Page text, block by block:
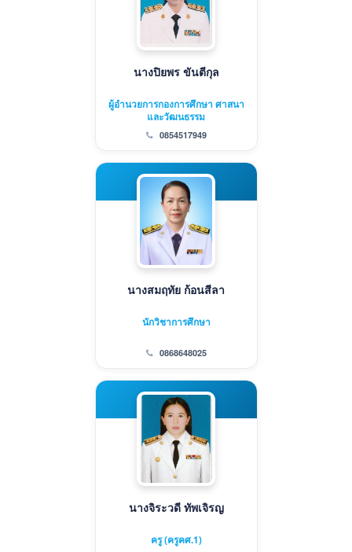
นางปิยพร ขันตีกุล
ผู้อำนวยการกองการศึกษา ศาสนา
และวัฒนธรรม
0854517949
นางสมฤทัย ก้อนสีลา
นักวิชาการศึกษา
0868648025
นางจิระวดี ทัพเจิรญ
ครู (ครูคศ.1)